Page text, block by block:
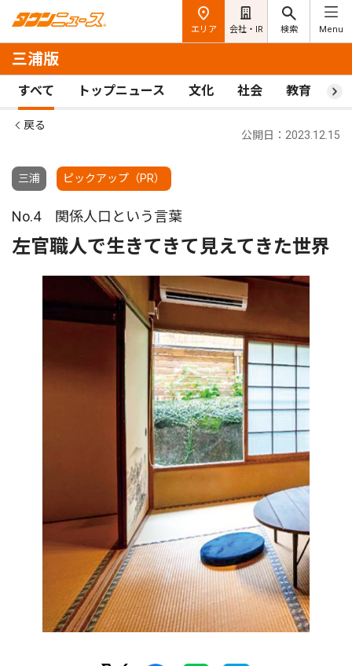
エリア 会社・IR 検索 Menu
三浦版
すべて トップニュース 文化 社会 教育 ス
戻る
三浦 ピックアップ（PR）
公開日：2023.12.15
No.4 関係人口という言葉
左官職人で生きてきて見えてきた世界